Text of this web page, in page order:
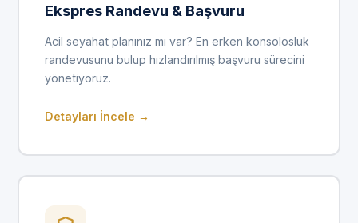
Ekspres Randevu & Başvuru
Acil seyahat planınız mı var? En erken konsolosluk
randevusunu bulup hızlandırılmış başvuru sürecini
yönetiyoruz.
Detayları İncele →